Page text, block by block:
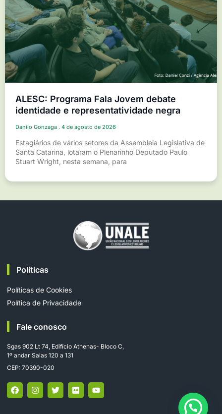
ALESC: Programa Fala Jovem debate
identidade e representatividade negra
Danilo Gonzaga 4 de agosto de 2026
Estagiários de vários setores da Assembleia Legislativa de
Santa Catarina, lotaram o Plenarinho Deputado Paulo
Stuart Wright, nesta semana, para
Políticas
Políticas de Cookies
Política de Privacidade
Fale conosco
Sgas 902 Lt 74, Edifício Athenas- Bloco C,
1º andar Salas 120 a 131
CEP: 70390-020